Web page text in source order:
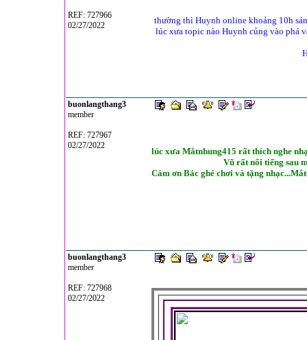
REF: 727966
02/27/2022
thường thì Huynh online khoảng 10h
lúc xưa topic nào Huynh củng vào phá
buonlangthang3
member
REF: 727967
02/27/2022
lúc xưa Mắtnhung415 rất thích nghe
Vũ rất nổi tiếng sau
Cám ơn Bác ghé chơi và tặng
buonlangthang3
member
REF: 727968
02/27/2022